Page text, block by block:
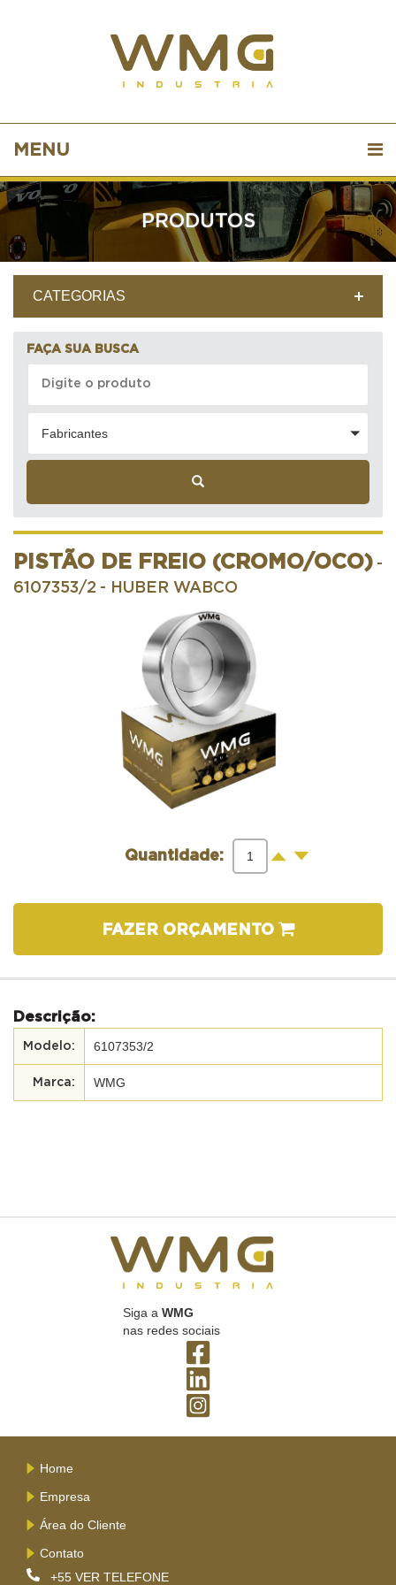
MENU
PRODUTOS
CATEGORIAS
FAÇA SUA BUSCA
Fabricantes
PISTÃO DE FREIO (CROMO/OCO) -
6107353/2 - HUBER WABCO
Quantidade: + -
FAZER ORÇAMENTO
Descrição:
6107353/2
WMG
Siga a WMG
nas redes sociais
Home
Empresa
Área do Cliente
Contato
+55 VER TELEFONE